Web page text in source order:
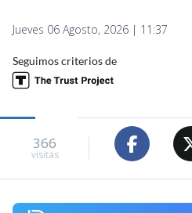
Jueves 06 Agosto, 2026 | 11:37
Seguimos criterios de
366
visitas